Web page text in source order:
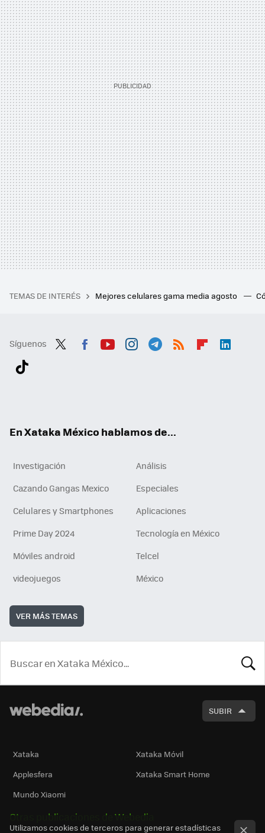
TEMAS DE INTERÉS Mejores celulares gama media agosto
Síguenos
En Xataka México hablamos de...
Investigación
Análisis
Cazando Gangas Mexico
Especiales
Celulares y Smartphones
Aplicaciones
Prime Day 2024
Tecnología en México
Móviles android
Telcel
videojuegos
México
VER MÁS TEMAS
SUBIR
Xataka
Xataka Móvil
Applesfera
Xataka Smart Home
Mundo Xiaomi
Otras publicaciones de Webedia
Utilizamos cookies de terceros para generar estadísticas